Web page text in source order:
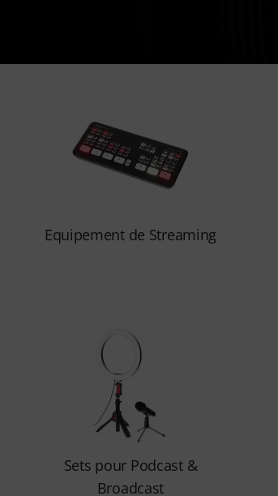
Equipement de Streaming
Sets pour Podcast &
Broadcast